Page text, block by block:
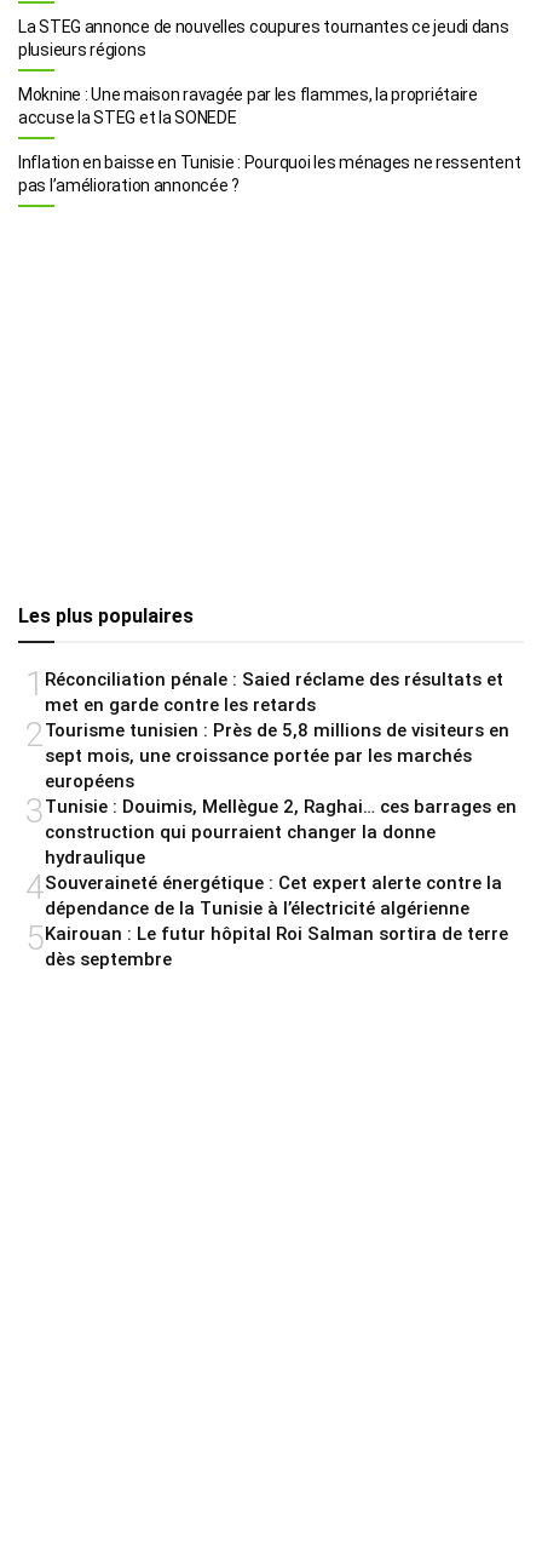
La STEG annonce de nouvelles coupures tournantes ce jeudi dans
plusieurs régions
Moknine : Une maison ravagée par les flammes, la propriétaire
accuse la STEG et la SONEDE
Inflation en baisse en Tunisie : Pourquoi les ménages ne ressentent
pas l’amélioration annoncée ?
Les plus populaires
1 Réconciliation pénale : Saied réclame des résultats et
met en garde contre les retards
2Tourisme tunisien : Près de 5,8 millions de visiteurs en
sept mois, une croissance portée par les marchés
européens
3Tunisie : Douimis, Mellègue 2, Raghai… ces barrages en
construction qui pourraient changer la donne
hydraulique
4Souveraineté énergétique : Cet expert alerte contre la
dépendance de la Tunisie à l’électricité algérienne
5Kairouan : Le futur hôpital Roi Salman sortira de terre
dès septembre